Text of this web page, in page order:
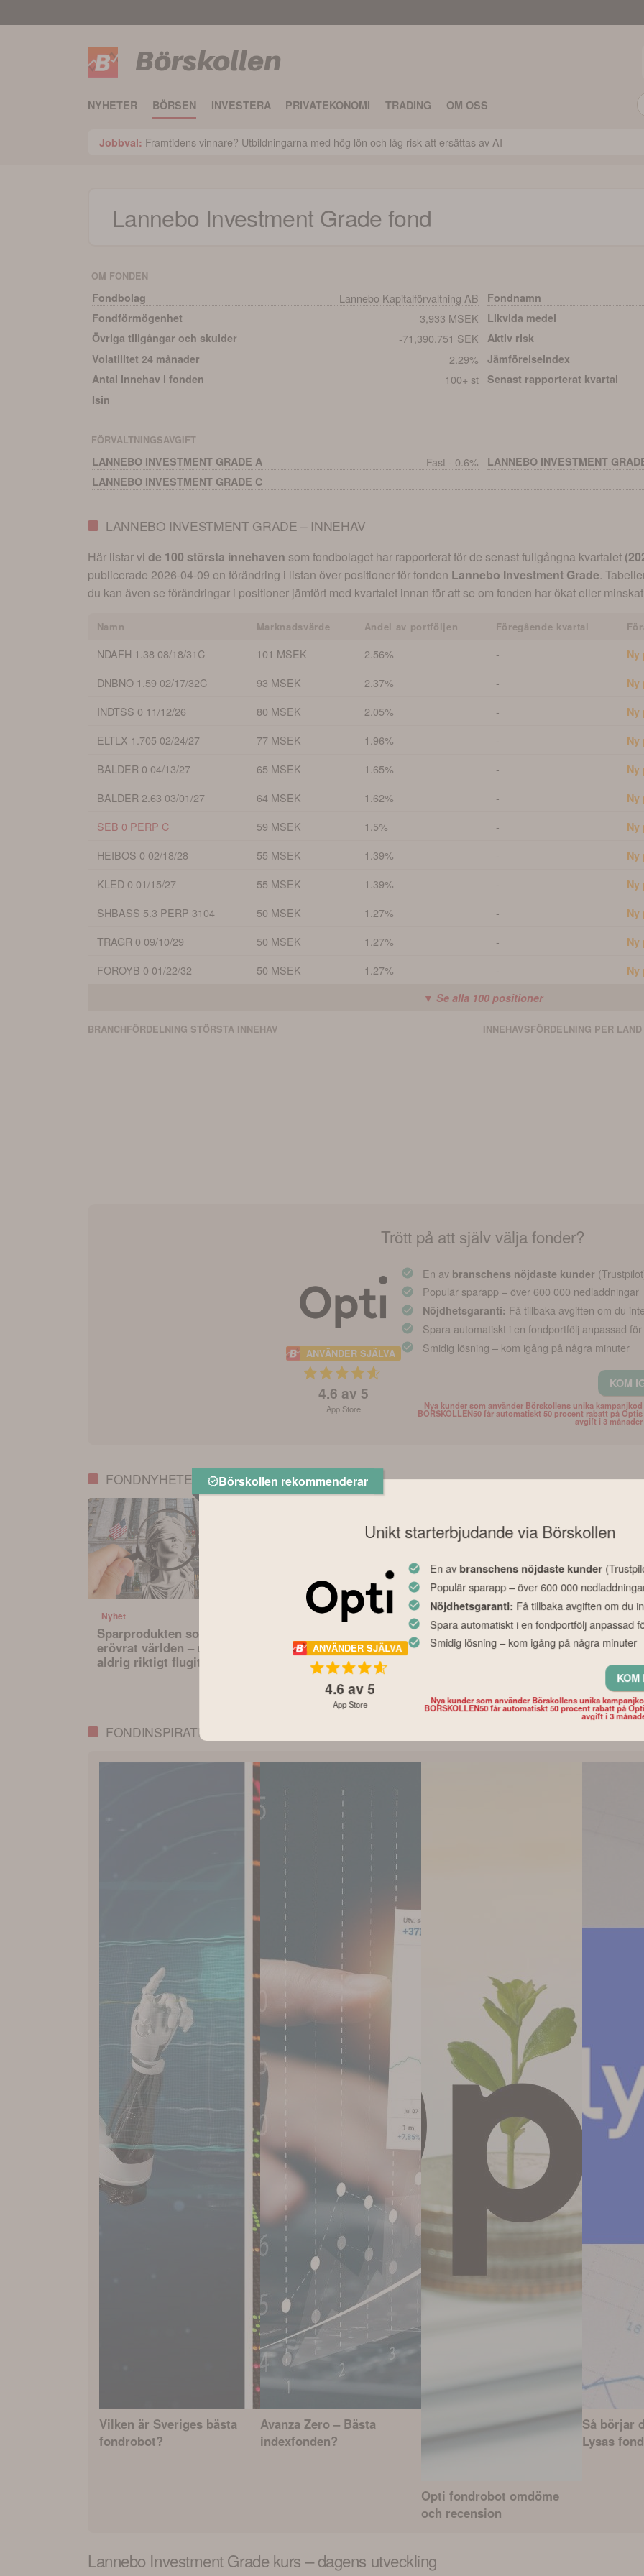
Börskollen
NYHETER BÖRSEN INVESTERA PRIVATEKONOMI TRADING OM OSS
Jobbval: Framtidens vinnare? Utbildningarna med hög lön och låg risk att ersättas av AI
Lannebo Investment Grade fond
OM FONDEN
Fondbolag Lannebo Kapitalförvaltning AB Fondnamn
Fondförmögenhet 3,933 MSEK Likvida medel
Övriga tillgångar och skulder -71,390,751 SEK Aktiv risk
Volatilitet 24 månader 2.29% Jämförelseindex
Antal innehav i fonden 100+ st Senast rapporterat kvartal
Isin
FÖRVALTNINGSAVGIFT
LANNEBO INVESTMENT GRADE A Fast - 0.6% LANNEBO INVESTMENT
LANNEBO INVESTMENT GRADE C
LANNEBO INVESTMENT GRADE – INNEHAV
Här listar vi de 100 största innehaven som fondbolaget har rapporterat för de senast fullgångna kvartalet (
publicerade 2026-04-09 en förändring i listan över positioner för fonden Lannebo Investment Grade.
du kan även se förändringar i positioner jämfört med kvartalet innan för att se om fonden har ökat eller
Namn Marknadsvärde Andel av portföljen Föregående kvartal
NDAFH 1.38 08/18/31C 101 MSEK 2.56% - Ny
DNBNO 1.59 02/17/32C
93 MSEK 2.37% - Ny
INDTSS 0 11/12/26
80 MSEK 2.05% - Ny
ELTLX 1.705 02/24/27
77 MSEK 1.96% - Ny
BALDER 0 04/13/27
65 MSEK 1.65% - Ny
BALDER 2.63 03/01/27
64 MSEK 1.62% - Ny
SEB 0 PERP C
59 MSEK 1.5% - Ny
HEIBOS 0 02/18/28
55 MSEK 1.39% - Ny
KLED 0 01/15/27
55 MSEK 1.39% - Ny
SHBASS 5.3 PERP 3104
50 MSEK 1.27% - Ny
TRAGR 0 09/10/29
50 MSEK 1.27% - Ny
FOROYB 0 01/22/32
50 MSEK 1.27% - Ny
▼ Se alla 100positioner
BRANCHFÖRDELNING STÖRSTA INNEHAV INNEHAVSFÖRDELNING PER LAND
Trött på att själv välja fonder?
ANVÄNDER SJÄLVA
4.6 av 5
App Store
En av branschens nöjdaste kunder
Populär sparapp – över 600 000 nedladdningar
Nöjdhetsgaranti: Få tillbaka avgiften om du
Spara automatiskt i en fondportfölj anpassad för
Smidig lösning – kom igång på några minuter
KOM
Nya kunder som använder Börskollens unika kampanjkod
BORSKOLLEN50 får automatiskt 50 procent rabatt på Optis
avgift i 3 månader
FONDNYHETER
Nyhet
Sparprodukten som
erövrat världen – men
aldrig riktigt flugit i
hävstången i ditt
sparande – så mycket
påverkar valutan din
Nyhet
Experternas fondråd
inför hösten – och det
Tid på
perfekt
siffrorna
FONDINSPIRATION
Vilken är Sveriges bästa
fondrobot?
Avanza Zero – Bästa
indexfonden?
Opti fondrobot omdöme
och recension
Så börjar
Lysas
Lannebo Investment Grade kurs – dagens utveckling
Börskollen rekommenderar
Unikt starterbjudande via Börskollen
ANVÄNDER SJÄLVA
4.6av 5
App Store
En av branschens nöjdaste kunder
Populär sparapp – över 600 000
Nöjdhetsgaranti: Få tillbaka avgiften om du
Spara automatiskt i en fondportfölj anpassad
Smidig lösning – kom igång på några minuter
KOM
Nya kunder som använder Börskollens unika
BORSKOLLEN50 får automatiskt 50 procent rabatt på
avgift i 3